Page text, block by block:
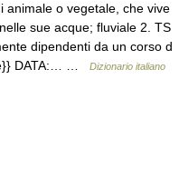
animale o vegetale, che vive
sue acque; fluviale 2. TS
dipendenti da un corso d
DATA:… …
Dizionario italiano